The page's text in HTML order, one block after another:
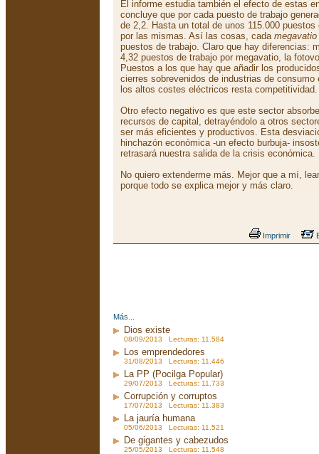
El informe estudia también el efecto de estas
concluye que por cada puesto de trabajo
de 2,2. Hasta un total de unos 115.000
por las mismas. Así las cosas, cada megavatio
puestos de trabajo. Claro que hay diferencias:
4,32 puestos de trabajo por megavatio, la
Puestos a los que hay que añadir los
cierres sobrevenidos de industrias de
los altos costes eléctricos resta competitividad.
Otro efecto negativo es que este sector
recursos de capital, detrayéndolo a otros
ser más eficientes y productivos. Esta
hinchazón económica -un efecto burbuja-
retrasará nuestra salida de la crisis económica.
No quiero extenderme más. Mejor que a mí,
porque todo se explica mejor y más claro.
Imprimir
Más...
Dios existe
08/09/2013 Lecturas: 11.584
Los emprendedores
31/08/2013 Lecturas: 11.446
La PP (Pocilga Popular)
29/07/2013 Lecturas: 11.733
Corrupción y corruptos
17/07/2013 Lecturas: 11.383
La jauría humana
05/06/2013 Lecturas: 11.521
De gigantes y cabezudos
25/05/2013 Lecturas: 11.548